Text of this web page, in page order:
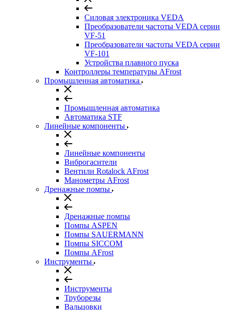
Силовая электроника VEDA
Преобразователи частоты VEDA серии
VF-51
Преобразователи частоты VEDA серии
VF-101
Устройства плавного пуска
Контроллеры температуры AFrost
Промышленная автоматика
Промышленная автоматика
Автоматика STF
Линейные компоненты
Линейные компоненты
Виброгасители
Вентили Rotalock AFrost
Манометры AFrost
Дренажные помпы
Дренажные помпы
Помпы ASPEN
Помпы SAUERMANN
Помпы SICCOM
Помпы AFrost
Инструменты
Инструменты
Труборезы
Вальцовки